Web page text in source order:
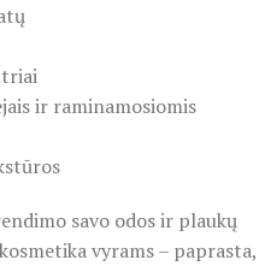
ir raminamosiomis
savo odos ir plaukų
vyrams – paprasta,